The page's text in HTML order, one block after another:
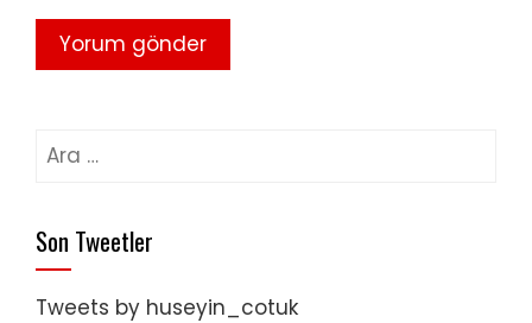
Arama:
Son Tweetler
Tweets by huseyin_cotuk